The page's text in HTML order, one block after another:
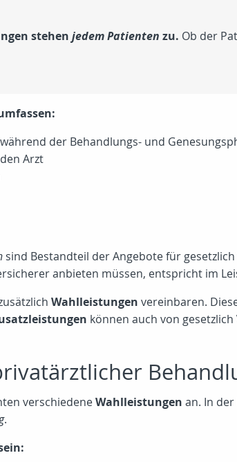
stehen jedem Patienten zu. Ob der
der Behandlungs- und
Arzt
sind Bestandteil der Angebote für
anbieten müssen, entspricht im
Wahlleistungen vereinbaren.
können auch von
verschiedeneWahlleistungen an. In
.